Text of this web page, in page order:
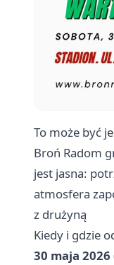
To może być
Broń Radom
jest jasna:
atmosfera
z drużyną
Kiedy i gdzie
30 maja